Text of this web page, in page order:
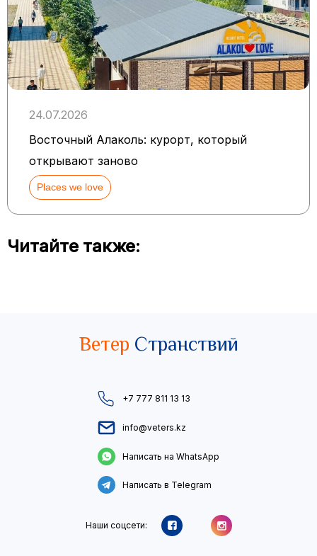
24.07.2026
Восточный Алаколь: курорт, который
открывают заново
Places we love
Читайте также:
Ветер Странствий
+7 777 811 13 13
info@veters.kz
Написать на WhatsApp
Написать в Telegram
Наши соцсети: